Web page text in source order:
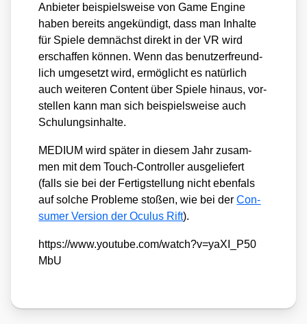
Anbie­ter bei­spiels­wei­se von Game Engi­ne
haben bereits ange­kün­digt, dass man Inhal­te
für Spie­le dem­nächst direkt in der VR wird
erschaf­fen kön­nen. Wenn das benut­zer­freund­
lich umge­setzt wird, ermög­licht es natür­lich
auch wei­te­ren Con­tent über Spie­le hin­aus, vor­
stel­len kann man sich bei­spiels­wei­se auch
Schu­lungs­in­hal­te.
MEDIUM wird spä­ter in die­sem Jahr zusam­
men mit dem Touch-Con­trol­ler aus­ge­lie­fert
(falls sie bei der Fer­tig­stel­lung nicht eben­fals
auf sol­che Pro­ble­me sto­ßen, wie bei derCon­
su­mer Ver­si­on der Ocu­lus Rift).
https://​www​.you​tube​.com/​w​a​t​c​h​?​v​=​y​a​X​I​_​P​5​0​
MbU